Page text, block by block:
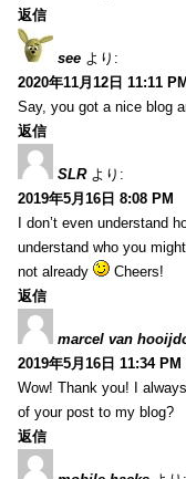
返信
see より:
2020年11月12日 11:11
Say, you got a nice blog
返信
SLR より:
2019年5月16日 8:08 PM
I don’t even understand
understand who you
not already
Cheers!
返信
marcel van
2019年5月16日 11:34 PM
Wow! Thank you! I
of your post to my blog?
返信